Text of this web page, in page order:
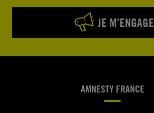
JE M’ENGAGE
AMNESTY FRANCE